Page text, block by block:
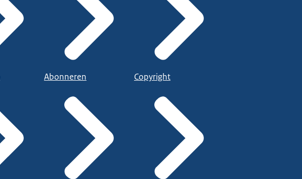
Abonneren Copyright